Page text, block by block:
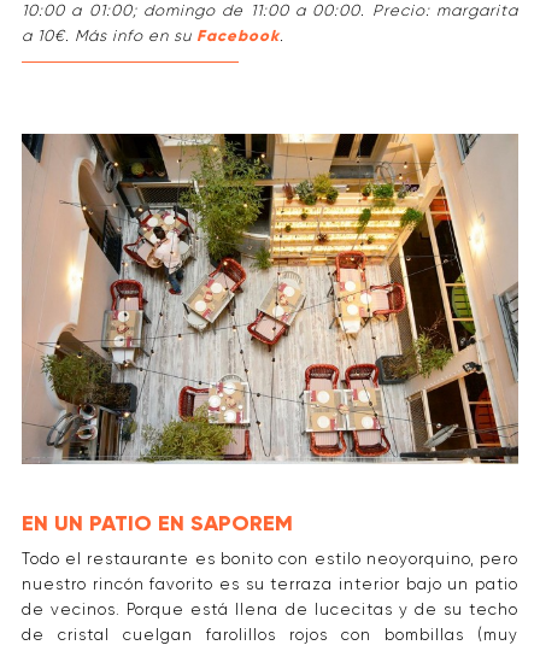
10:00 a 01:00; domingo de 11:00 a 00:00. Precio: margarita
a 10€. Más info en su Facebook.
EN UN PATIO EN SAPOREM
Todo el restaurante es bonito con estilo neoyorquino, pero
nuestro rincón favorito es su terraza interior bajo un patio
de vecinos. Porque está llena de lucecitas y de su techo
de cristal cuelgan farolillos rojos con bombillas (muy